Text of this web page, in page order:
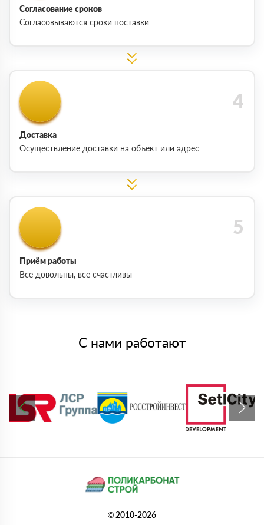
Согласование сроков
Согласовываются сроки поставки
Доставка
Осуществление доставки на объект или адрес
Приём работы
Все довольны, все счастливы
С нами работают
© 2010-2026